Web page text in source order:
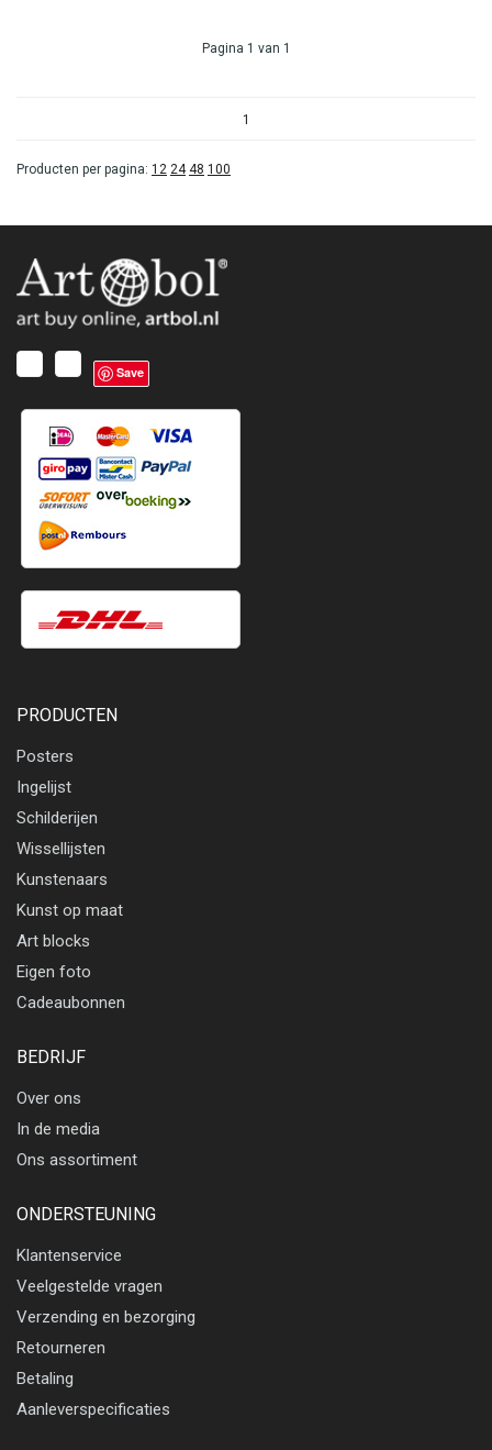
Pagina 1 van 1
1
Producten per pagina: 12 24 48 100
Save
PRODUCTEN
Posters
Ingelijst
Schilderijen
Wissellijsten
Kunstenaars
Kunst op maat
Art blocks
Eigen foto
Cadeaubonnen
BEDRIJF
Over ons
In de media
Ons assortiment
ONDERSTEUNING
Klantenservice
Veelgestelde vragen
Verzending en bezorging
Retourneren
Betaling
Aanleverspecificaties